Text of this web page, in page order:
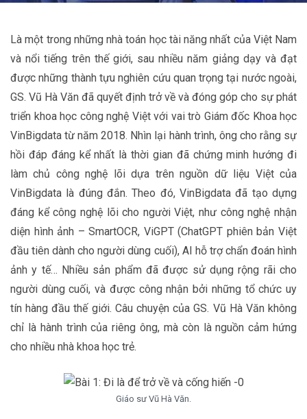
Là một trong những nhà toán học tài năng nhất của Việt Nam
và nổi tiếng trên thế giới, sau nhiều năm giảng dạy và đạt
được những thành tựu nghiên cứu quan trọng tại nước ngoài,
GS. Vũ Hà Văn đã quyết định trở về và đóng góp cho sự phát
triển khoa học công nghệ Việt với vai trò Giám đốc Khoa học
VinBigdata từ năm 2018. Nhìn lại hành trình, ông cho rằng sự
hồi đáp đáng kể nhất là thời gian đã chứng minh hướng đi
làm chủ công nghệ lõi dựa trên nguồn dữ liệu Việt của
VinBigdata là đúng đắn. Theo đó, VinBigdata đã tạo dựng
đáng kể công nghệ lõi cho người Việt, như công nghệ nhận
diện hình ảnh – SmartOCR, ViGPT (ChatGPT phiên bản Việt
đầu tiên dành cho người dùng cuối), AI hỗ trợ chẩn đoán hình
ảnh y tế… Nhiều sản phẩm đã được sử dụng rộng rãi cho
người dùng cuối, và được công nhận bởi những tổ chức uy
tín hàng đầu thế giới. Câu chuyện của GS. Vũ Hà Văn không
chỉ là hành trình của riêng ông, mà còn là nguồn cảm hứng
cho nhiều nhà khoa học trẻ.
Giáo sư Vũ Hà Văn.